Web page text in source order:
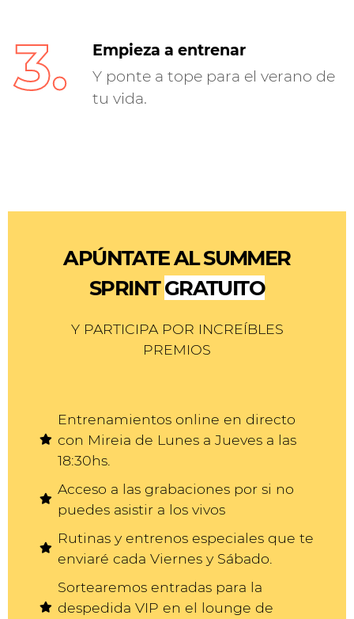
3.
Empieza a entrenar
Y ponte a tope para el verano de
tu vida.
APÚNTATE AL SUMMER
SPRINTGRATUITO
Y PARTICIPA POR INCREÍBLES
PREMIOS
Entrenamientos online en directo
con Mireia de Lunes a Jueves a las
18:30hs.
Acceso a las grabaciones por si no
puedes asistir a los vivos
Rutinas y entrenos especiales que te
enviaré cada Viernes y Sábado.
Sortearemos entradas para la
despedida VIP en el lounge de